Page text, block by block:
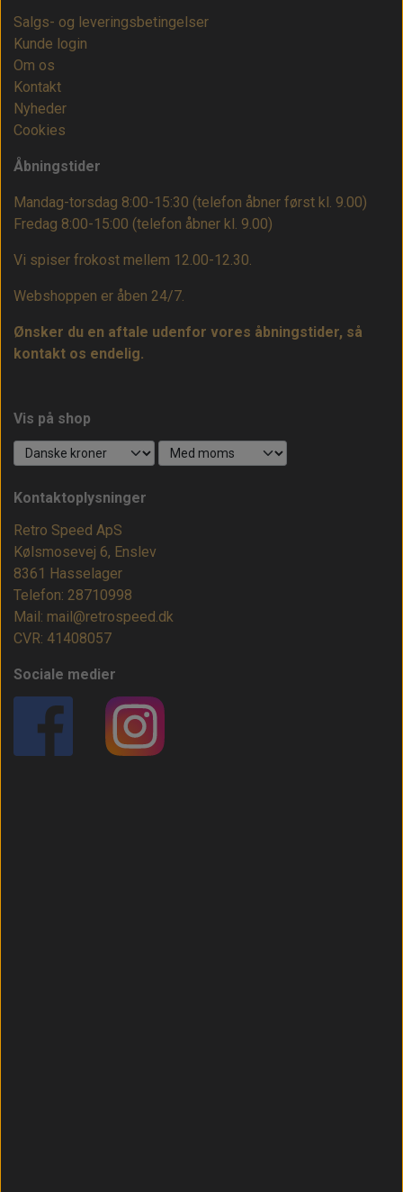
Salgs- og leveringsbetingelser
Kunde login
Om os
Kontakt
Nyheder
Cookies
Åbningstider
Mandag-torsdag 8:00-15:30 (telefon åbner først kl. 9.00)
Fredag 8:00-15:00 (telefon åbner kl. 9.00)
Vi spiser frokost mellem 12.00-12.30.
Webshoppen er åben 24/7.
Ønsker du en aftale udenfor vores åbningstider, så
kontakt os endelig.
Vis på shop
Kontaktoplysninger
Retro Speed ApS
Kølsmosevej 6, Enslev
8361 Hasselager
Telefon: 28710998
Mail: mail@retrospeed.dk
CVR: 41408057
Sociale medier